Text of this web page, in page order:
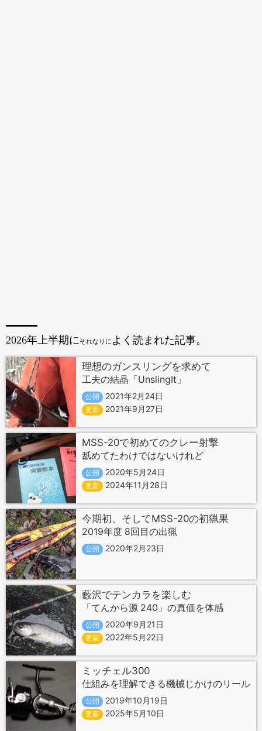
2026年上半期にそれなりに よく読まれた記事。
理想のガンスリングを求めて
工夫の結晶「UnslingIt」
公開 2021年2月24日
更新 2021年9月27日
MSS-20で初めてのクレー射撃
舐めてたわけではないけれど
公開 2020年5月24日
更新 2024年11月28日
今期初、そしてMSS-20の初猟果
2019年度 8回目の出猟
公開 2020年2月23日
藪沢でテンカラを楽しむ
「てんから源 240」の真価を体感
公開 2020年9月21日
更新 2022年5月22日
ミッチェル300
仕組みを理解できる機械じかけのリール
公開 2019年10月19日
更新 2025年5月10日